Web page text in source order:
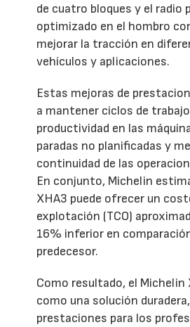
de cuatro bloques y el radio
optimizado en el hombro
mejorar la tracción en
vehículos y aplicaciones.
Estas mejoras de
a mantener ciclos de
productividad en las
paradas no planificadas y
continuidad de las
En conjunto, Michelin
XHA3 puede ofrecer un
explotación (TCO)
16% inferior en
predecesor.
Como resultado, el Michelin
como una solución
prestaciones para los